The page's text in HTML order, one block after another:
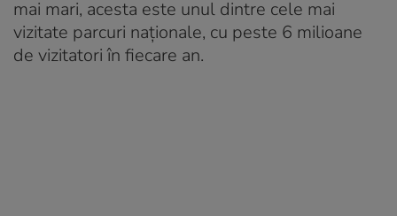
mai mari, acesta este unul dintre cele mai
vizitate parcuri naționale, cu peste 6 milioane
de vizitatori în fiecare an.